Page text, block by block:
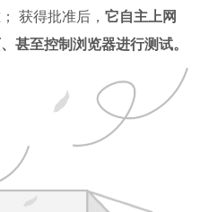
获得批准后， 它自主上网
甚至控制浏览器进行测试。